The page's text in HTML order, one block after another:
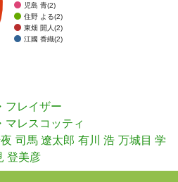
児島 青(2)
住野 よる(2)
東畑 開人(2)
江國 香織(2)
フレイザー
マレスコッティ
司馬 遼太郎 有川 浩 万城目 学
登美彦